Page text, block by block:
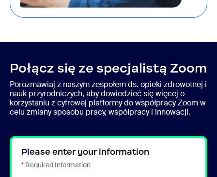
Połącz się ze specjalistą Zoom
Porozmawiaj z naszym zespołem ds. opieki zdrowotnej i
nauk przyrodniczych, aby dowiedzieć się więcej o
korzystaniu z cyfrowej platformy do współpracy Zoom w
celu zmiany sposobu pracy, współpracy i innowacji.
Please enter your information
* Required Information